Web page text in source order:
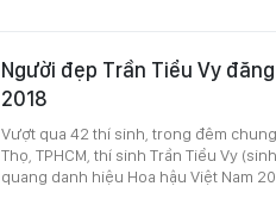
Người đẹp Trần Tiểu Vy
2018
Vượt qua 42 thí sinh, trong đêm
Thọ, TPHCM, thí sinh Trần Tiểu Vy
quang danh hiệu Hoa hậu Việt Nam